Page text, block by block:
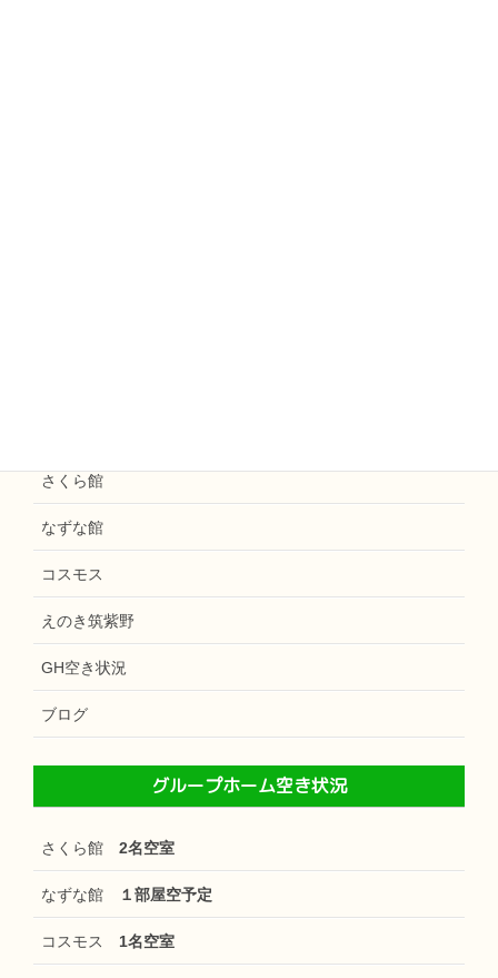
さくら館
なずな館
コスモス
えのき筑紫野
GH空き状況
ブログ
グループホーム空き状況
さくら館 2名空室
なずな館 １部屋空予定
コスモス 1名空室